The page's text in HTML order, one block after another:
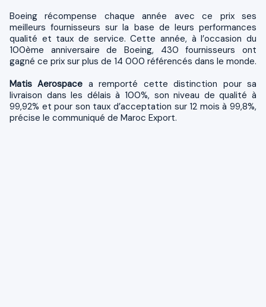
Boeing récompense chaque année avec ce prix ses
meilleurs fournisseurs sur la base de leurs performances
qualité et taux de service. Cette année, à l’occasion du
100ème anniversaire de Boeing, 430 fournisseurs ont
gagné ce prix sur plus de 14 000 référencés dans le monde.
Matis Aerospace a remporté cette distinction pour sa
livraison dans les délais à 100%, son niveau de qualité à
99,92% et pour son taux d’acceptation sur 12 mois à 99,8%,
précise le communiqué de Maroc Export.